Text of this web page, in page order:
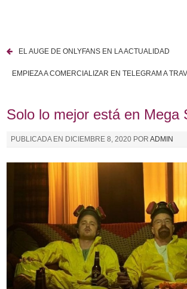
v
n
d
EL AUGE DE ONLYFANS EN LA ACTUALIDAD
EMPIEZA A COMERCIALIZAR EN TELEGRAM A
Solo lo mejor está en Mega
PUBLICADA EN DICIEMBRE 8, 2020 PORADMIN